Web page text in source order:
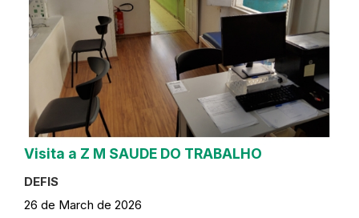
Visita a Z M SAUDE DO TRABALHO
DEFIS
26 de March de 2026